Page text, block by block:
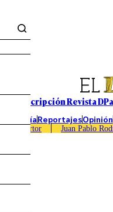
Suscripción Revista D
EconomíaReportajesOpinión
Caso Sartor Juan Pablo